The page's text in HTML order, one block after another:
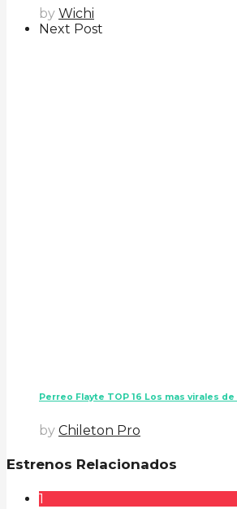
by Wichi
Next Post
Perreo Flayte TOP 16 Los mas virales
by Chileton Pro
Estrenos Relacionados
1